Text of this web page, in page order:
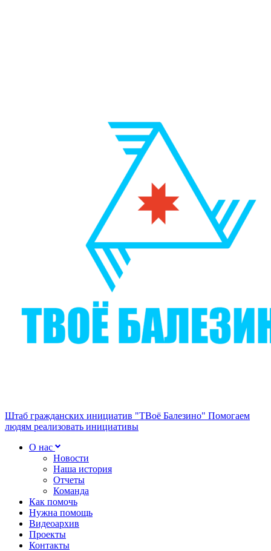
Штаб гражданских инициатив "ТВоё Балезино" Помогаем
людям реализовать инициативы
О нас
Новости
Наша история
Отчеты
Команда
Как помочь
Нужна помощь
Видеоархив
Проекты
Контакты